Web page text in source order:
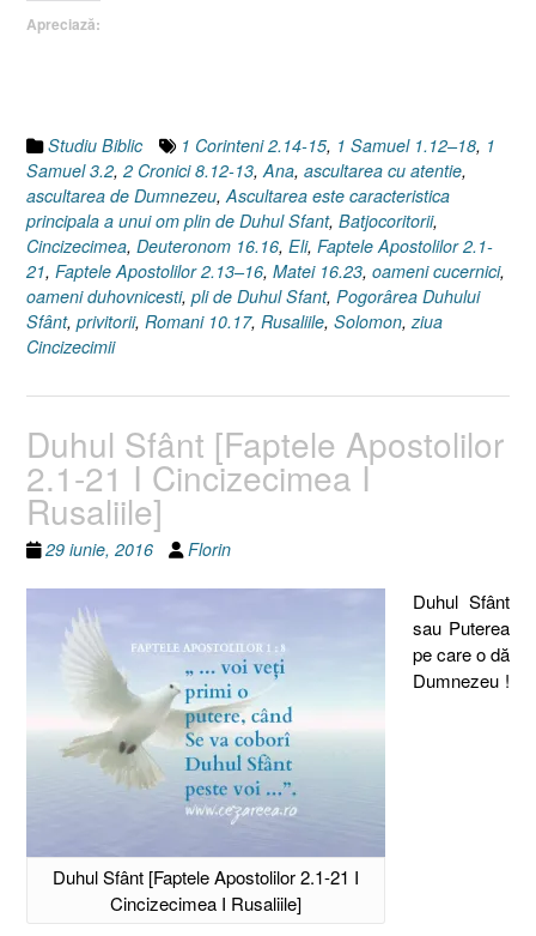
Faptele
Apostolilor
2.1-
21”
Apreciază:
Studiu Biblic 1 Corinteni 2.14-15, 1 Samuel 1.12–18, 1
Samuel 3.2, 2 Cronici 8.12-13, Ana, ascultarea cu atentie,
ascultarea de Dumnezeu, Ascultarea este caracteristica
principala a unui om plin de Duhul Sfant, Batjocoritorii,
Cincizecimea, Deuteronom 16.16, Eli, Faptele Apostolilor 2.1-
21, Faptele Apostolilor 2.13–16, Matei 16.23, oameni cucernici,
oameni duhovnicesti, pli de Duhul Sfant, Pogorârea Duhului
Sfânt, privitorii, Romani 10.17, Rusaliile, Solomon, ziua
Cincizecimii
Duhul Sfânt [Faptele Apostolilor
2.1-21 I Cincizecimea I
Rusaliile]
29 iunie, 2016 Florin
Duhul Sfânt [Faptele Apostolilor 2.1-21 I
Cincizecimea I Rusaliile]
Duhul Sfânt
sau Puterea
pe care o dă
Dumnezeu !